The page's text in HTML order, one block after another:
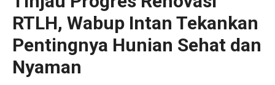
RTLH, Wabup Intan Tekankan
Pentingnya Hunian Sehat dan
Nyaman